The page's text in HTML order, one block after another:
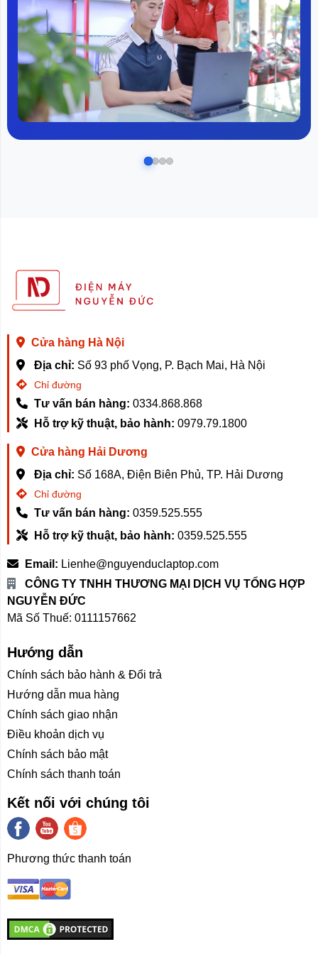
thị tới 1 tỷ màu sắc gốc, giúp tái tạo màu sắc của hình
ảnh một cách chân thực nhất. Điều này giúp cho người
dùng cảm nhận được sự khác biệt rõ ràng giữa các
màu sắc, từ đó mang lại trải nghiệm xem tivi tuyệt vời.
Âm thanh siêu sống động nhờ công
nghệ giải mã DTS
Âm thanh được tích hợp công nghệ giải mã DTS, mang
Tivi Xiaomi S55 sở hữu con chip A73 lõi
tứ siêu mạnh
A73 lõi tứ và Ram 3GB, bộ nhớ trong 32G có thể cung
cấp sức mạnh tính toán AI mạnh mẽ cho TV, thúc đẩy
nhiều thuật toán tối ưu hóa chất lượng hình ảnh được
cải thiện hơn nữa.
HDMI 2.1 kép cho giải trí kỹ thuật số
Giao diện HDMI 2.1 kép mang lại độ trễ đầu vào thấp
hơn và khả năng điều khiển nhạy hơn, giúp bạn chơi
những kiệt tác AAA. Nó cũng hỗ trợ tốc độ làm mới biến
VRR, đồ họa tốc độ cao, độ trễ thấp tự động ALLM với
mới thiết lập chính xác bối cảnh trò chơi, giúp trò chơi
mượt mà hơn
nghiệm chơi game tuyệt vờ
Thích ứng với thế hệ máy chơi game Xbox mới Xbox
Series Đồng thời, TV đã đạt chứng nhận FreeSync™
Premium với độ trễ cực thấp 4ms*, giúp bạn thể hiện kỹ
năng của mình khi chơi game.
hơn
Chuẩn truyền dẫn tốc độ cao mạng LAN không dây có
mạng ổn định và tốc độ cao hơn, cho phép bạn tận
hưởng
trải nghiệm giải trí trực tuyến mới nhanh chóng và ổn
Cửa hàng Hà Nội
Địa chỉ: Số 93 phố Vọng, P. Bạch Mai, Hà Nội
Chỉ đường
Tư vấn bán hàng: 0334.868.868
Hỗ trợ kỹ thuật, bảo hành: 0979.79.1800
Cửa hàng Hải Dương
Địa chỉ: Số 168A, Điện Biên Phủ, TP. Hải Dương
Chỉ đường
Tư vấn bán hàng: 0359.525.555
Hỗ trợ kỹ thuật, bảo hành: 0359.525.555
Email: Lienhe@nguyenduclaptop.com
CÔNG TY TNHH THƯƠNG MẠI DỊCH VỤ TỔNG HỢP
NGUYỄN ĐỨC
Mã Số Thuế: 0111157662
Hướng dẫn
Chính sách bảo hành & Đổi trả
Hướng dẫn mua hàng
Chính sách giao nhận
Điều khoản dịch vụ
Chính sách bảo mật
Chính sách thanh toán
Kết nối với chúng tôi
Phương thức thanh toán